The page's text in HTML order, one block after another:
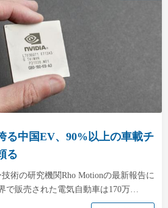
る中国EV、90%以上の車載チ
る
術の研究機関Rho Motionの最新報告に
で販売された電気自動車は170万…